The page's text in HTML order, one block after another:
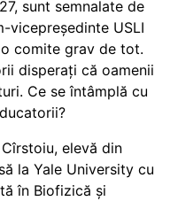
sunt semnalate de
vicepreședinte USLI
comite grav de tot.
disperați că oamenii
Ce se întâmplă cu
elevă din
la Yale University cu
în Biofizică și